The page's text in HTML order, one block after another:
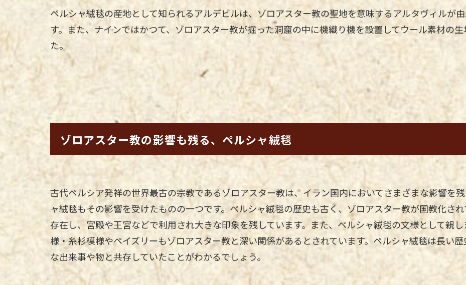
ペルシャ絨毯の産地として知られるアルデビルは、ゾロアスター教の聖地を意味するアルタヴィルが
す。また、ナインではかつて、ゾロアスター教が掘った洞窟の中に機織り機を設置してウール素材の
た。
ゾロアスター教の影響も残る、ペルシャ絨毯
古代ペルシア発祥の世界最古の宗教であるゾロアスター教は、イラン国内においてさまざまな影響を
ャ絨毯もその影響を受けたものの一つです。ペルシャ絨毯の歴史も古く、ゾロアスター教が国教化さ
存在し、宮殿や王宮などで利用され大きな印象を残しています。また、ペルシャ絨毯の文様として親
様・糸杉模様やペイズリーもゾロアスター教と深い関係があるとされています。ペルシャ絨毯は長い
な出来事や物と共存していたことがわかるでしょう。